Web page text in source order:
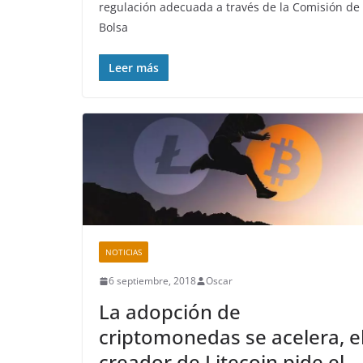
regulación adecuada a través de la Comisión de
Bolsa
Leer más
NOTICIAS
6 septiembre, 2018 Oscar
La adopción de
criptomonedas se acelera,